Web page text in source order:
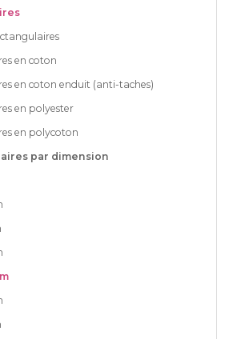
en coton
en coton enduit (anti-taches)
en polyester
en polycoton
par dimension